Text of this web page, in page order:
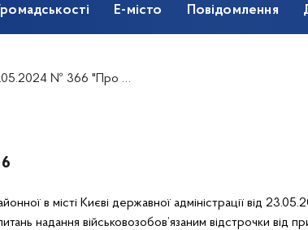
Е-місто Повідомлення
відстрочки від призову на війкову службу під час мобілізації, на особливий період"
в місті Києві державної адміністрації від
надання військовозобов’язаним відстрочки від